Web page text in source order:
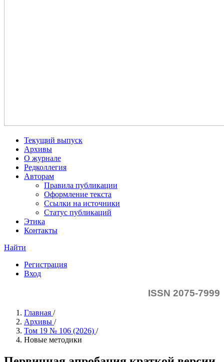
Текущий выпуск
Архивы
О журнале
Редколлегия
Авторам
Правила публикации
Оформление текста
Ссылки на источники
Статус публикаций
Этика
Контакты
Найти
Регистрация
Вход
ISSN 2075-7999
Главная /
Архивы /
Том 19 № 106 (2026) /
Новые методики